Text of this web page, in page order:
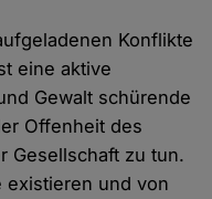
Konflikte
eine aktive
Gewalt schürende
Offenheit des
Gesellschaft zu tun.
existieren und von